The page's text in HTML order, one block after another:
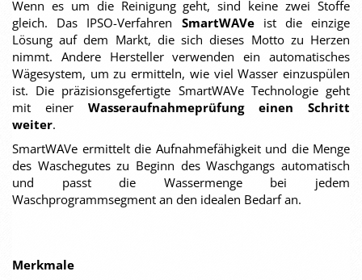
Wenn es um die Reinigung geht, sind keine zwei Stoffe
gleich. Das IPSO-Verfahren SmartWAVeist die einzige
Lösung auf dem Markt, die sich dieses Motto zu Herzen
nimmt. Andere Hersteller verwenden ein automatisches
Wägesystem, um zu ermitteln, wie viel Wasser einzuspülen
ist. Die präzisionsgefertigte SmartWAVe Technologie geht
mit einer Wasseraufnahmeprüfung einen Schritt
weiter.
SmartWAVe ermittelt die Aufnahmefähigkeit und die Menge
des Waschegutes zu Beginn des Waschgangs automatisch
und passt die Wassermenge bei jedem
Waschprogrammsegment an den idealen Bedarf an.
Merkmale